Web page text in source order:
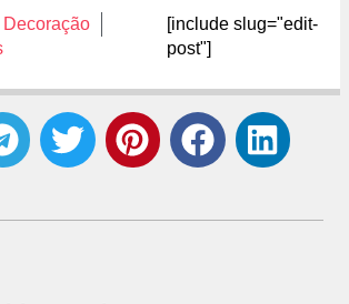
Decoração
[include slug="edit-
post"]